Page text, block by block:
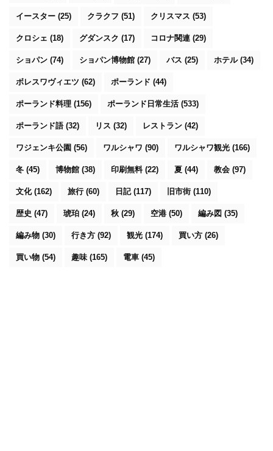
イースター (25) クラクフ (51) クリスマス (53)
クロシェ (18) グダンスク (17) コロナ関連 (29)
ショパン (74) ショパン博物館 (27) バス (25) ホテル(34)
ボレスワヴィエツ (62) ポーランド (44)
ポーランド料理 (156) ポーランド日常生活(533)
ポーランド語(32) リス (32) レストラン (42)
ワジェンキ公園 (56) ワルシャワ (90) ワルシャワ観光 (166)
冬 (45) 博物館 (38) 印刷無料(22) 夏 (44) 教会 (97)
文化(162) 旅行 (60) 日記(117) 旧市街 (110)
歴史 (47) 琥珀 (24) 秋 (29) 空港 (50) 編み図 (35)
編み物 (30) 行き方 (92) 観光 (174) 買い方 (26)
買い物 (54) 趣味(165) 電車 (45)